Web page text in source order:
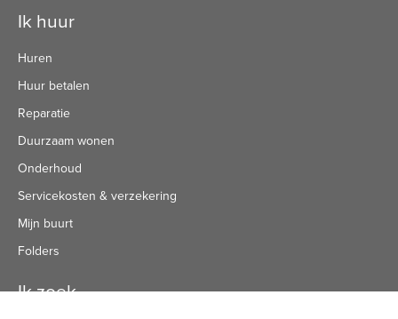
Contactinformatie
Ik huur
Huren
Huur betalen
Reparatie
Duurzaam wonen
Onderhoud
Servicekosten & verzekering
Mijn buurt
Folders
Ik zoek